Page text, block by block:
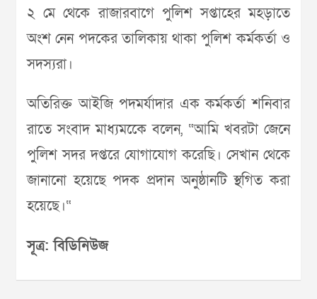
২ মে থেকে রাজারবাগে পুলিশ সপ্তাহের মহড়াতে
অংশ নেন পদকের তালিকায় থাকা পুলিশ কর্মকর্তা ও
সদস্যরা।
অতিরিক্ত আইজি পদমর্যাদার এক কর্মকর্তা শনিবার
রাতে সংবাদ মাধ্যমকেে বলেন, “আমি খবরটা জেনে
পুলিশ সদর দপ্তরে যোগাযোগ করেছি। সেখান থেকে
জানানো হয়েছে পদক প্রদান অনুষ্ঠানটি স্থগিত করা
হয়েছে।“
সূত্র: বিডিনিউজ